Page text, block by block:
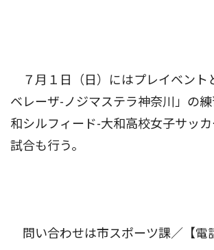
７月１日（日）にはプレイベント
ベレーザ-ノジマステラ神奈川」の
和シルフィード-大和高校女子サッ
試合も行う。
問い合わせは市スポーツ課／【電